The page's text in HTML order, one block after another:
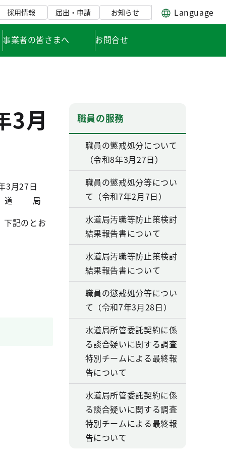
採用情報 届出・申請 お知らせ Language
事業者の皆さまへ お問合せ
3月
3月27日
局
下記のとお
職員の服務
職員の懲戒処分について
（令和8年3月27日）
職員の懲戒処分等につい
て（令和7年2月7日）
水道局汚職等防止策検討
結果報告書について
水道局汚職等防止策検討
結果報告書について
職員の懲戒処分等につい
て（令和7年3月28日）
水道局所管委託契約に係
る談合疑いに関する調査
特別チームによる最終報
告について
水道局所管委託契約に係
る談合疑いに関する調査
特別チームによる最終報
告について